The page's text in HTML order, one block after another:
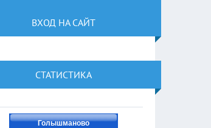
ВХОД НА САЙТ
СТАТИСТИКА
Голышманово